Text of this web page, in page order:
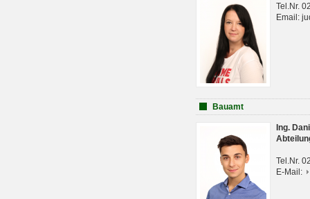
Tel.Nr.
Email:
Bauamt
Ing.
Tel.Nr.
E-Mail: